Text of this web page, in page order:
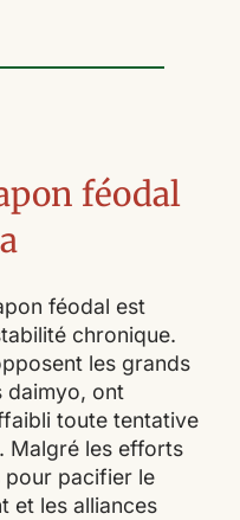
féodal
féodal est
chronique.
les grands
daimyo, ont
toute tentative
Malgré les efforts
pour pacifier le
et les alliances